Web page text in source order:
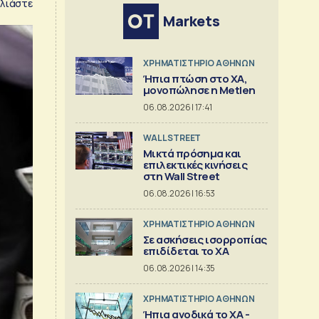
Markets
XΡΗΜΑΤΙΣΤΗΡΙΟ ΑΘΗΝΩΝ
Ήπια πτώση στο ΧΑ,
μονοπώλησε η Metlen
06.08.2026 | 17:41
WALL STREET
Μικτά πρόσημα και
επιλεκτικές κινήσεις
στη Wall Street
06.08.2026 | 16:53
XΡΗΜΑΤΙΣΤΗΡΙΟ ΑΘΗΝΩΝ
Σε ασκήσεις ισορροπίας
επιδίδεται το ΧΑ
06.08.2026 | 14:35
XΡΗΜΑΤΙΣΤΗΡΙΟ ΑΘΗΝΩΝ
Ήπια ανοδικά το ΧΑ -